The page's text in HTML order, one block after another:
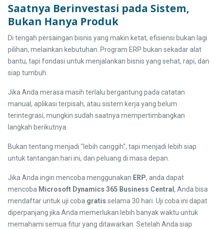
Saatnya Berinvestasi pada Sistem,
Bukan Hanya Produk
Di tengah persaingan bisnis yang makin ketat, efisiensi bukan lagi
pilihan, melainkan kebutuhan. Program ERP bukan sekadar alat
bantu, tapi fondasi untuk menjalankan bisnis yang sehat, rapi, dan
siap tumbuh.
Jika Anda merasa masih terlalu bergantung pada catatan
manual, aplikasi terpisah, atau sistem kerja yang belum
terintegrasi, mungkin sudah saatnya mempertimbangkan
langkah berikutnya.
Bukan tentang menjadi "lebih canggih", tapi menjadi lebih siap
untuk tantangan hari ini, dan peluang di masa depan.
Jika Anda ingin mencoba menggunakan ERP, anda dapat
mencoba Microsoft Dynamics 365 Business Central , Anda bisa
mendaftar untuk uji coba gratis selama 30 hari. Uji coba ini dapat
diperpanjang jika Anda memerlukan lebih banyak waktu untuk
memahami semua fitur yang ditawarkan. Setelah Anda siap